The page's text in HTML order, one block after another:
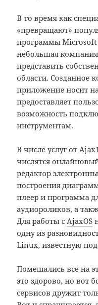
В то время как
«превращают»
программы Microsoft
небольшая компания
представить
области. Созданное
приложение носит
предоставляет
возможность
инструментам.
В числе услуг от
числятся
редактор
построения
плеер и программа
аудиороликов, а
Для работы сAjaxOS
одну из
Linux, известную
Помешались все на
это здорово, но вот
сервисов дружит